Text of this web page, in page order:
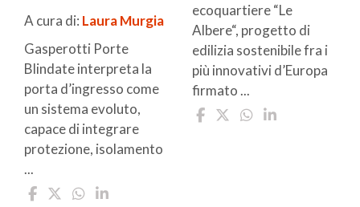
A cura di: Laura Murgia
Gasperotti Porte
Blindate interpreta la
porta d’ingresso come
un sistema evoluto,
capace di integrare
protezione, isolamento
...
ecoquartiere “Le
Albere“, progetto di
edilizia sostenibile fra i
più innovativi d’Europa
firmato ...